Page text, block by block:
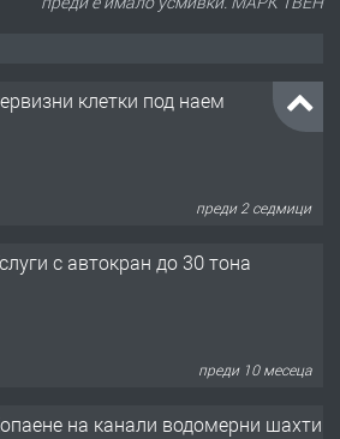
клетки под наем
преди 2 седмици
с автокран до 30 тона
преди 10 месеца
на канали водомерни шахти